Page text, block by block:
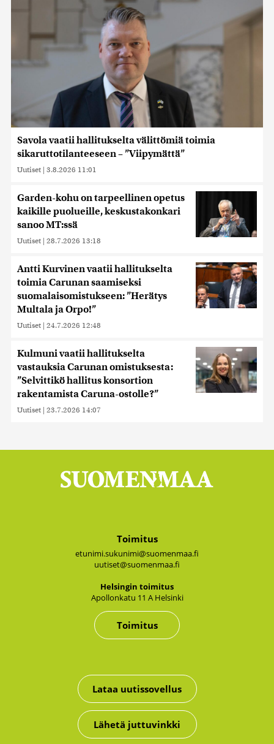
Savola vaatii hallitukselta välittömiä toimia
sikaruttotilanteeseen – ”Viipymättä”
Uutiset | 3.8.2026 11:01
Garden-kohu on tarpeellinen opetus
kaikille puolueille, keskustakonkari
sanoo MT:ssä
Uutiset | 28.7.2026 13:18
Antti Kurvinen vaatii hallitukselta
toimia Carunan saamiseksi
suomalaisomistukseen: ”Herätys
Multala ja Orpo!”
Uutiset | 24.7.2026 12:48
Kulmuni vaatii hallitukselta
vastauksia Carunan omistuksesta:
”Selvittikö hallitus konsortion
rakentamista Caruna-ostolle?”
Uutiset | 23.7.2026 14:07
Toimitus
etunimi.sukunimi@suomenmaa.fi
uutiset@suomenmaa.fi
Hel­sin­gin toi­mi­tus
Apol­lon­ka­tu 11 A Hel­sin­ki
Toimitus
Lataa uutissovellus
Lähetä juttuvinkki